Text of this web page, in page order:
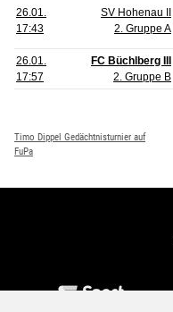
26.01.
17:43
SV Hohenau II
2. Gruppe A
26.01.
17:57
FC Büchlberg III
2. Gruppe B
Timo Dippel Gedächtnisturnier auf
FuPa